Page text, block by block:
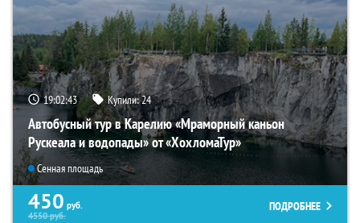
19:02:42 Купили:24
Автобусный тур в Карелию «Мраморный каньон
Рускеала и водопады» от «ХохломаТур»
Сенная площадь
450 руб.
4550руб.
ПОДРОБНЕЕ